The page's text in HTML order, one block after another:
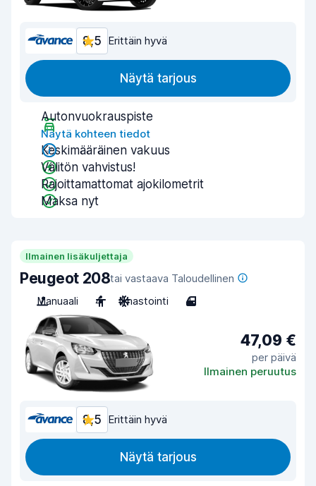
8,5 Erittäin hyvä
Näytä tarjous
Autonvuokrauspiste
Näytä kohteen tiedot
Keskimääräinen vakuus
Välitön vahvistus!
Rajoittamattomat ajokilometrit
Maksa nyt
Ilmainen lisäkuljettaja
Peugeot 208tai vastaava Taloudellinen
Manuaali
4 Ilmastointi 4
47,09 €
per päivä
Ilmainen peruutus
8,5 Erittäin hyvä
Näytä tarjous